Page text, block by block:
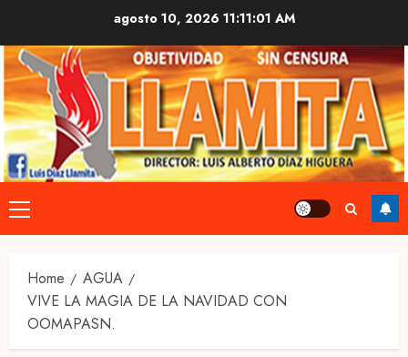
content
agosto 10, 2026 11:11:01 AM
Primary
Menu
Home
AGUA
VIVE LA MAGIA DE LA NAVIDAD CON
OOMAPASN.